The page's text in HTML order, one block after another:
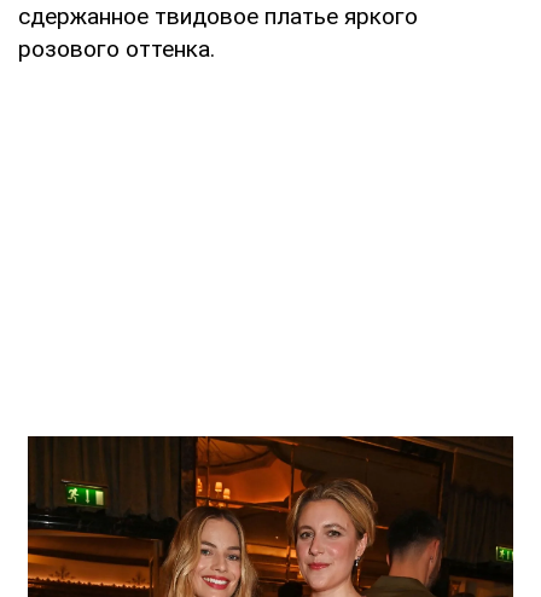
сдержанное твидовое платье яркого
розового оттенка.